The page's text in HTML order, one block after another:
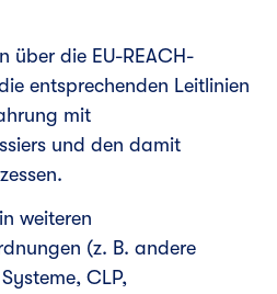
über die EU-REACH-
entsprechenden Leitlinien
mit
und den damit
weiteren
(z. B. andere
CLP,